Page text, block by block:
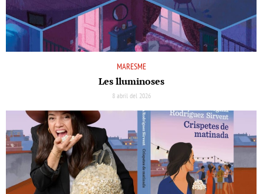
MARESME
Les lluminoses
8 abril del 2026